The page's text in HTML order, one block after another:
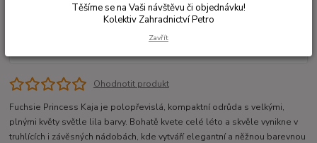
Ohodnotit produkt
Fuchsie Princess Kaja je polopřevislá, kompaktní odrůda s velkými,
plnými květy světle lila barvy. Bohatě kvete celé léto a skvěle vynikne v
truhlících i závěsných nádobách, kde vytváří elegantní a něžnou barevnou
Těšíme se na Vaši návštěvu či objednávku!
Kolektiv Zahradnictví Petro
Zavřít